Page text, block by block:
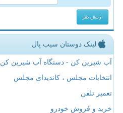
لینک دوستان سیب پال
آب شیرین کن - دستگاه آب شیرین کن
انتخابات مجلس ، کاندیدای مجلس
تعمیر تلفن
خرید و فروش خودرو